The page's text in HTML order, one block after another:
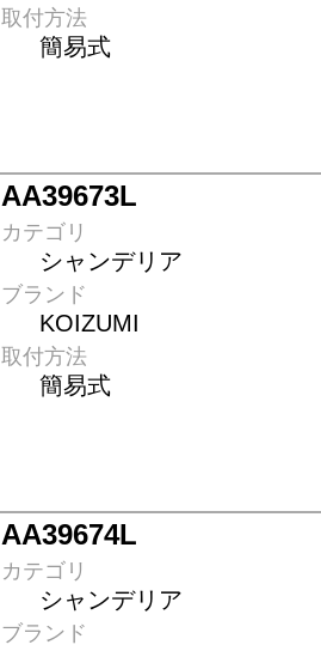
取付方法
簡易式
AA39673L
カテゴリ
シャンデリア
ブランド
KOIZUMI
取付方法
簡易式
AA39674L
カテゴリ
シャンデリア
ブランド